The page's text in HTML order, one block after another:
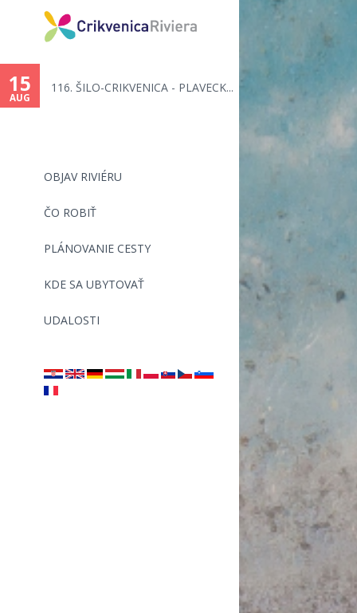
OBJAV RIVIÉRU
ČO ROBIŤ
PLÁNOVANIE CESTY
KDE SA UBYTOVAŤ
UDALOSTI
15
AUG
116. ŠILO-CRIKVENICA - PLAVECK...
are
here